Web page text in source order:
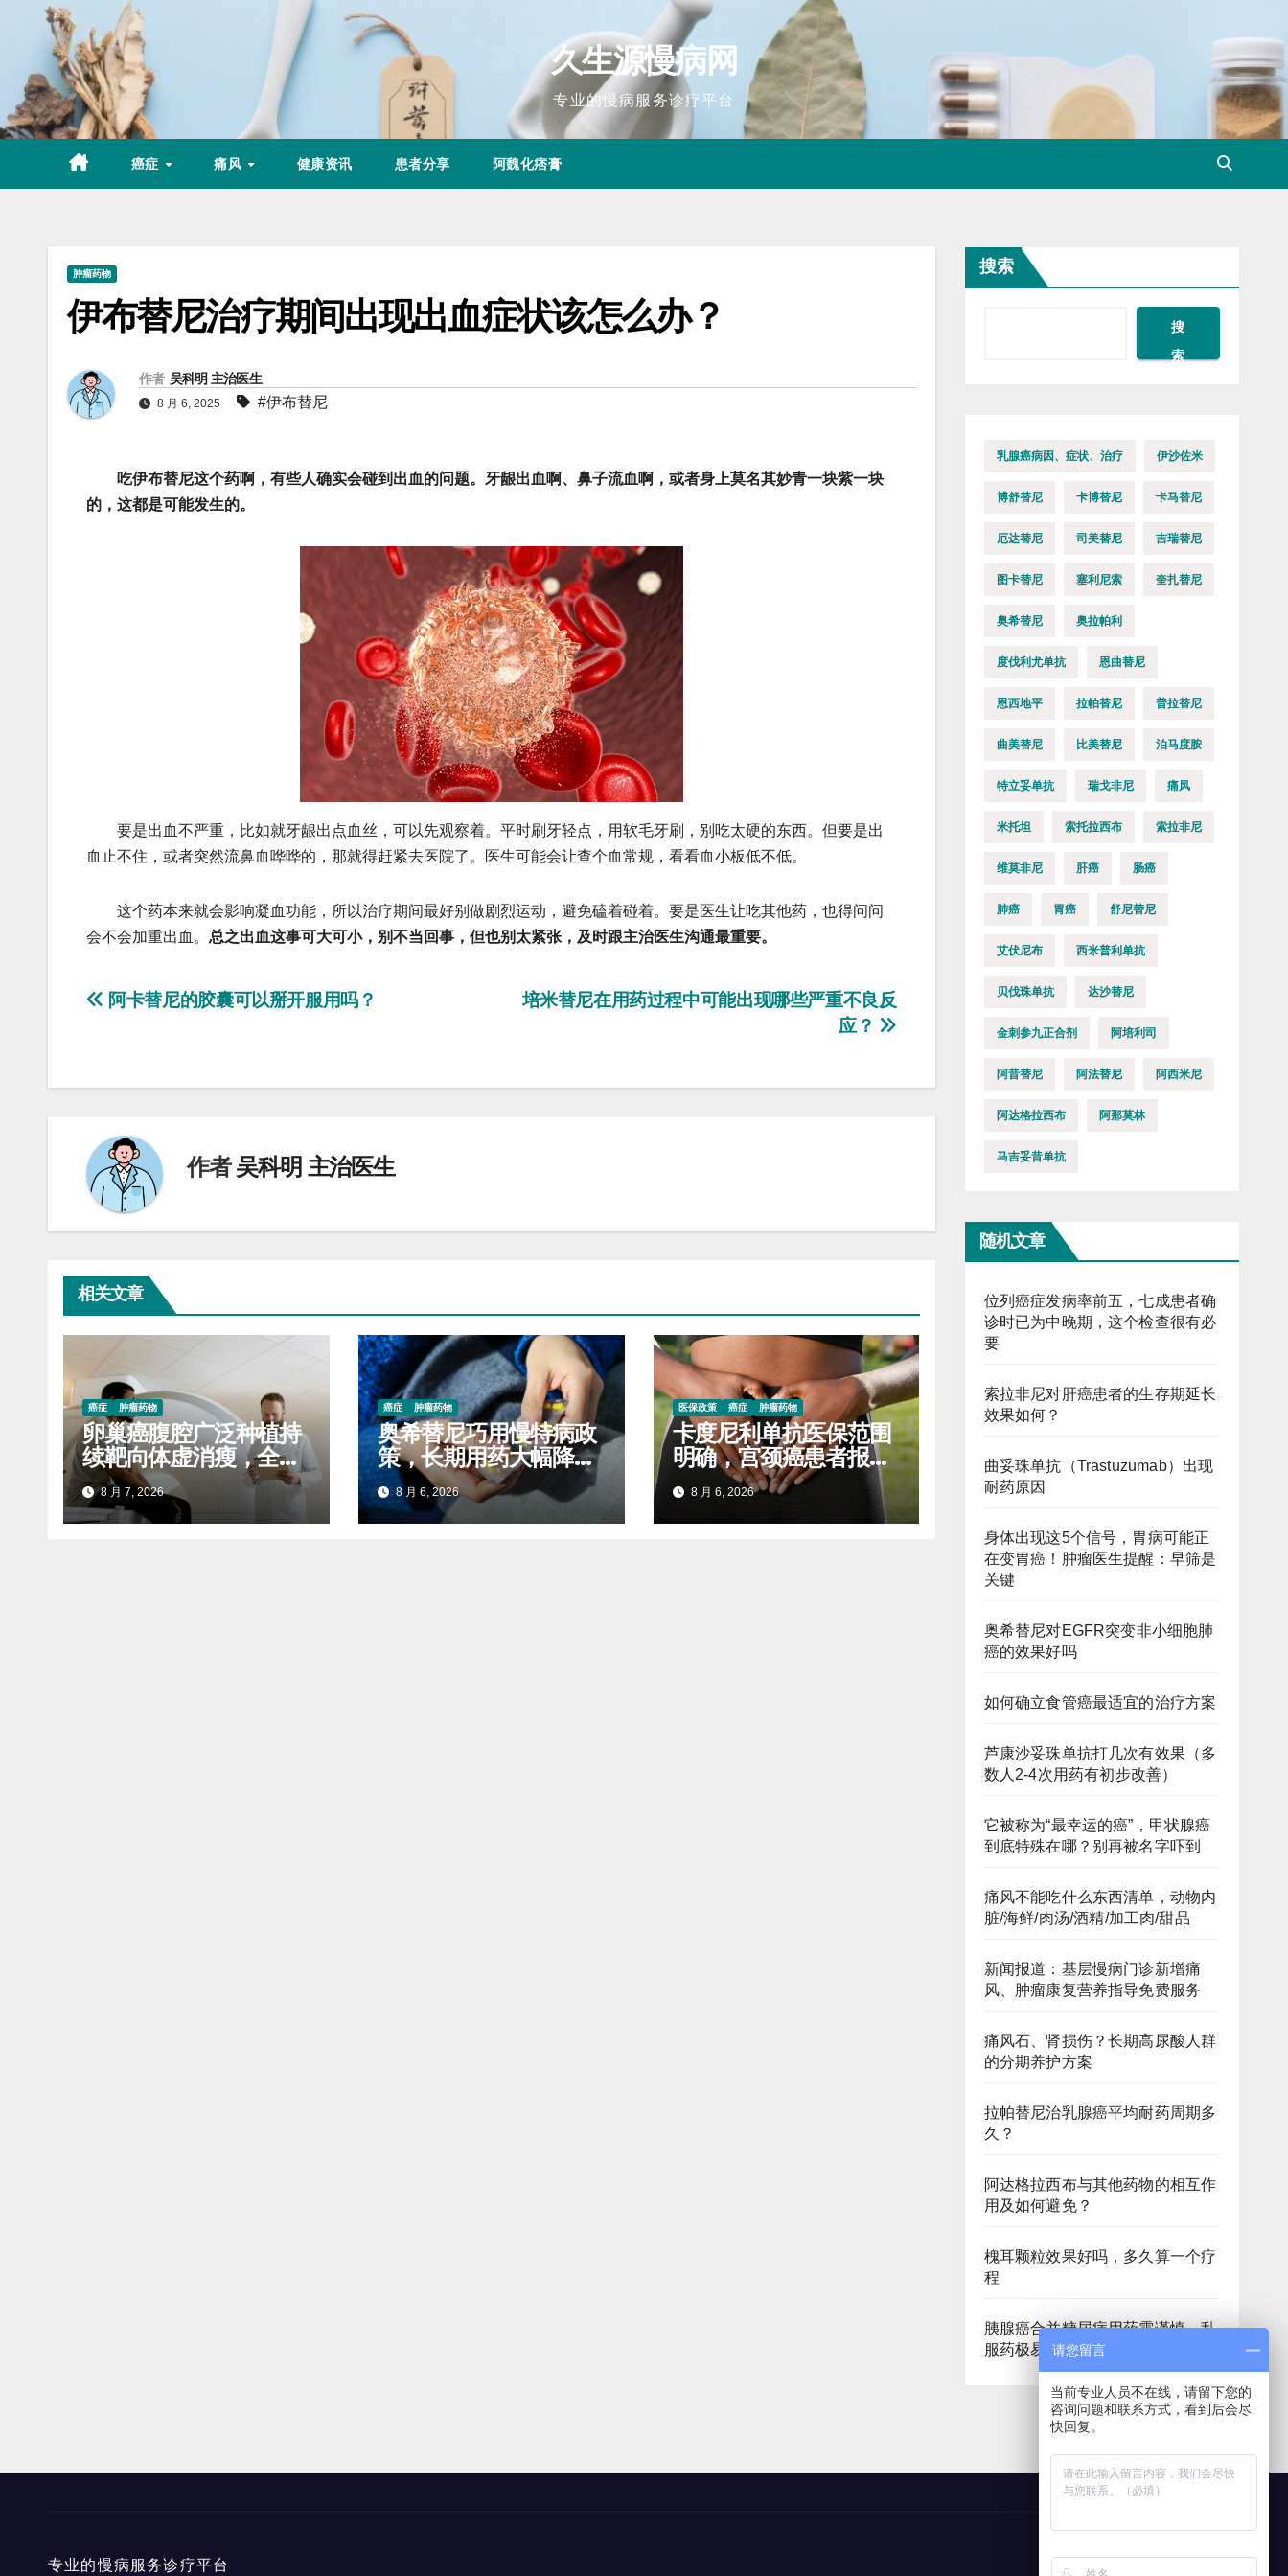
content
久生源慢病网
专业的慢病服务诊疗平台
癌症 痛风 健康资讯 患者分享 阿魏化痞膏
肿瘤药物
伊布替尼治疗期间出现出血症状该怎么办？
作者 吴科明 主治医生
8 月 6, 2025 #伊布替尼
吃伊布替尼这个药啊，有些人确实会碰到出血的问题。牙龈出血啊、鼻子流血啊，或者身上莫名其妙青一块紫一块
的，这都是可能发生的。
要是出血不严重，比如就牙龈出点血丝，可以先观察着。平时刷牙轻点，用软毛牙刷，别吃太硬的东西。但要是出
血止不住，或者突然流鼻血哗哗的，那就得赶紧去医院了。医生可能会让查个血常规，看看血小板低不低。
这个药本来就会影响凝血功能，所以治疗期间最好别做剧烈运动，避免磕着碰着。要是医生让吃其他药，也得问问
会不会加重出血。 总之出血这事可大可小，别不当回事，但也别太紧张，及时跟主治医生沟通最重要。
文
导
培米替尼在用药过程中可能出现哪些严重不良反
应？
阿卡替尼的胶囊可以掰开服用吗？
作者吴科明 主治医生
相关文章
癌症 肿瘤药物
卵巢癌腹腔广泛种植持
续靶向体虚消瘦，全程
服药稳固生存质量延缓
进展
8 月 7, 2026
癌症 肿瘤药物
奥希替尼巧用慢特病政
策，长期用药大幅降低
自付开支
8 月 6, 2026
医保政策 癌症 肿瘤药物
卡度尼利单抗医保范围
明确，宫颈癌患者报销
标准对照查看
8 月 6, 2026
搜索
搜
索
乳腺癌病因、症状、治疗 伊沙佐米
博舒替尼 卡博替尼 卡马替尼
厄达替尼 司美替尼 吉瑞替尼
图卡替尼 塞利尼索 奎扎替尼
奥希替尼 奥拉帕利
度伐利尤单抗 恩曲替尼
恩西地平 拉帕替尼 普拉替尼
曲美替尼 比美替尼 泊马度胺
特立妥单抗 瑞戈非尼 痛风
米托坦 索托拉西布 索拉非尼
维莫非尼 肝癌 肠癌
肺癌 胃癌 舒尼替尼
艾伏尼布 西米普利单抗
贝伐珠单抗 达沙替尼
金刺参九正合剂 阿培利司
阿昔替尼 阿法替尼 阿西米尼
阿达格拉西布 阿那莫林
马吉妥昔单抗
随机文章
位列癌症发病率前五，七成患者确
诊时已为中晚期，这个检查很有必
要
索拉非尼对肝癌患者的生存期延长
效果如何？
曲妥珠单抗（Trastuzumab）出现
耐药原因
身体出现这5个信号，胃病可能正
在变胃癌！肿瘤医生提醒：早筛是
关键
奥希替尼对EGFR突变非小细胞肺
癌的效果好吗
如何确立食管癌最适宜的治疗方案
芦康沙妥珠单抗打几次有效果（多
数人2-4次用药有初步改善）
它被称为“最幸运的癌”，甲状腺癌
到底特殊在哪？别再被名字吓到
痛风不能吃什么东西清单，动物内
脏/海鲜/肉汤/酒精/加工肉/甜品
新闻报道：基层慢病门诊新增痛
风、肿瘤康复营养指导免费服务
痛风石、肾损伤？长期高尿酸人群
的分期养护方案
拉帕替尼治乳腺癌平均耐药周期多
久？
阿达格拉西布与其他药物的相互作
用及如何避免？
槐耳颗粒效果好吗，多久算一个疗
程
胰腺癌合并糖尿病用药需谨慎，乱
服药极易加重身体消耗
专业的慢病服务诊疗平台
请您留言
当前专业人员不在线，请留下您的
咨询问题和联系方式，看到后会尽
快回复。